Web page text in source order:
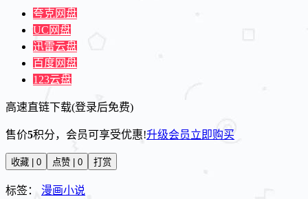
夸克网盘
UC网盘
迅雷云盘
百度网盘
123云盘
高速直链下载(登录后免费)
售价5积分，会员可享受优惠!升级会员立即购买
收藏 | 0 点赞 | 0 打赏
标签： 漫画小说